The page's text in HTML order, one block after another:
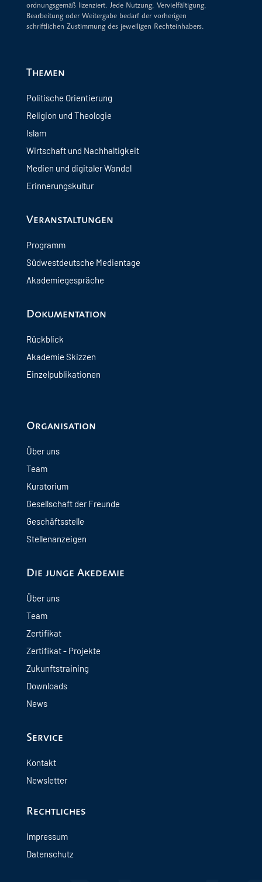
ordnungsgemäß lizenziert. Jede Nutzung, Vervielfältigung,
Bearbeitung oder Weitergabe bedarf der vorherigen
schriftlichen Zustimmung des jeweiligen Rechteinhabers.
Themen
Politische Orientierung
Religion und Theologie
Islam
Wirtschaft und Nachhaltigkeit
Medien und digitaler Wandel
Erinnerungskultur
Veranstaltungen
Programm
Südwestdeutsche Medientage
Akademiegespräche
Dokumentation
Rückblick
Akademie Skizzen
Einzelpublikationen
Organisation
Über uns
Team
Kuratorium
Gesellschaft der Freunde
Geschäftsstelle
Stellenanzeigen
Die junge Akedemie
Über uns
Team
Zertifikat
Zertifikat - Projekte
Zukunftstraining
Downloads
News
Service
Kontakt
Newsletter
Rechtliches
Impressum
Datenschutz